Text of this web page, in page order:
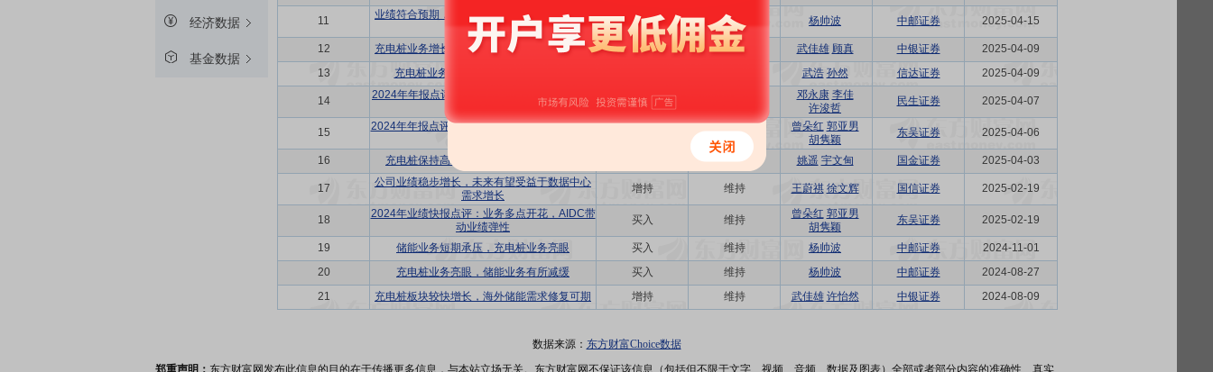
经济数据
基金数据
11
业绩符合预期，看好充电桩和智算中心的景气
度
买入 维持 杨帅波 中邮证券 2025-04-15
12 充电桩业务增长明显，电能质量产品行业领先 增持 维持 武佳雄 顾真 中银证券
2025-04-09
13
充电桩业务高增，AIDC打开增长空间 武浩 孙然 信达证券 2025-04-09
14
2024年年报点评：24年业绩符合预期，产品线
买入 邓永康 李佳
许浚哲
民生证券 2025-04-07
15
2024年年报点评：业绩略超预期，AIDC带动业
维持 曾朵红 郭亚男
胡隽颖
东吴证券 2025-04-06
16 充电桩保持高增，数据中心打开向上空间 维持 姚遥 宇文甸 国金证券 2025-04-03
17
公司业绩稳步增长，未来有望受益于数据中心
需求增长
增持 维持 王蔚祺 徐文辉 国信证券 2025-02-19
18
2024年业绩快报点评：业务多点开花，AIDC带
动业绩弹性
买入 维持 曾朵红 郭亚男
胡隽颖
东吴证券 2025-02-19
19 储能业务短期承压，充电桩业务亮眼 买入 维持 杨帅波 中邮证券
2024-11-01
20
充电桩业务亮眼，储能业务有所减缓 买入 维持 杨帅波 中邮证券
2024-08-27
21
充电桩板块较快增长，海外储能需求修复可期 增持 维持 武佳雄 许怡然 中银证券 2024-08-09
数据来源： 东方财富Choice数据
郑重声明： 东方财富网发布此信息的目的在于传播更多信息，与本站立场无关。东方财富网不保证该信息（包括但不限于文字、视频、音频、数据及图表）全部或者部分内容的准确性、真实